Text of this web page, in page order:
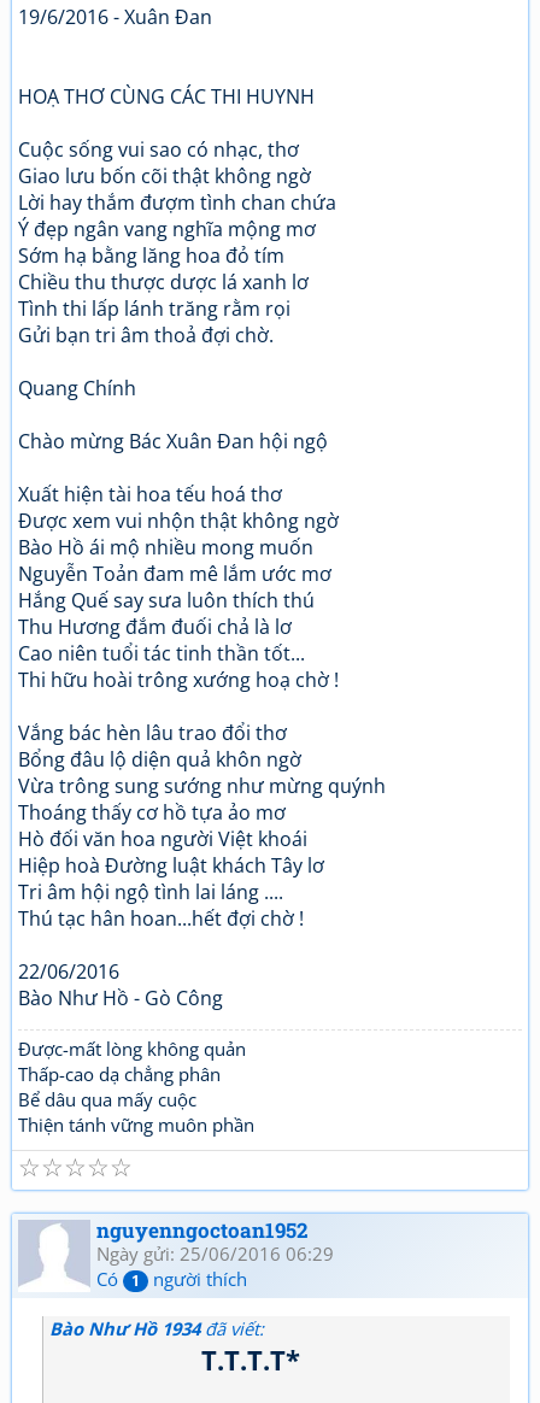
19/6/2016 - Xuân Đan
HOẠ THƠ CÙNG CÁC THI HUYNH
Cuộc sống vui sao có nhạc, thơ
Giao lưu bốn cõi thật không ngờ
Lời hay thắm đượm tình chan chứa
Ý đẹp ngân vang nghĩa mộng mơ
Sớm hạ bằng lăng hoa đỏ tím
Chiều thu thược dược lá xanh lơ
Tình thi lấp lánh trăng rằm rọi
Gửi bạn tri âm thoả đợi chờ.
Quang Chính
Chào mừng Bác Xuân Đan hội ngộ
Xuất hiện tài hoa tếu hoá thơ
Được xem vui nhộn thật không ngờ
Bào Hồ ái mộ nhiều mong muốn
Nguyễn Toản đam mê lắm ước mơ
Hắng Quế say sưa luôn thích thú
Thu Hương đắm đuối chả là lơ
Cao niên tuổi tác tinh thần tốt...
Thi hữu hoài trông xướng hoạ chờ !
Vắng bác hèn lâu trao đổi thơ
Bổng đâu lộ diện quả khôn ngờ
Vừa trông sung sướng như mừng quýnh
Thoáng thấy cơ hồ tựa ảo mơ
Hò đối văn hoa người Việt khoái
Hiệp hoà Đường luật khách Tây lơ
Tri âm hội ngộ tình lai láng ....
Thú tạc hân hoan...hết đợi chờ !
22/06/2016
Bào Như Hồ - Gò Công
Được-mất lòng không quản
Thấp-cao dạ chẳng phân
Bể dâu qua mấy cuộc
Thiện tánh vững muôn phần
☆
☆
☆
☆
☆
nguyenngoctoan1952
Ngày gửi: 25/06/2016 06:29
Có
1 người thích
Bào Như Hồ 1934đã viết:
T.T.T.T*